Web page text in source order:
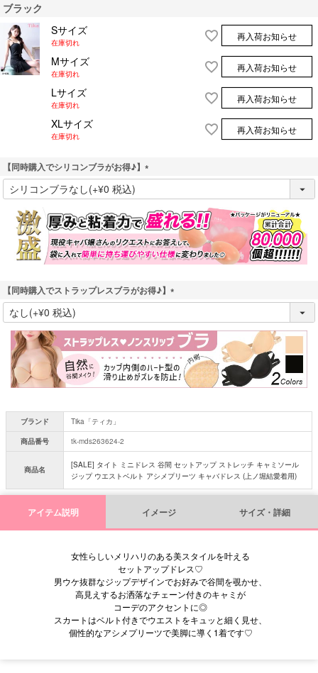
ブラック
Sサイズ
在庫切れ
再入荷お知らせ
Mサイズ
在庫切れ
再入荷お知らせ
Lサイズ
在庫切れ
再入荷お知らせ
XLサイズ
在庫切れ
再入荷お知らせ
【同時購入でシリコンブラがお得♪】
(
必
須
)
【同時購入でストラップレスブラがお得♪】
(
必
須
)
ブランド
Tika「ティカ」
商品番号
tk-mds263624-2
商品名
[SALE] タイト ミニドレス 谷間 セットアップ ストレッチ キャミソール
ジップ ウエストベルト アシメプリーツ キャバドレス (上ノ堀結愛着用)
アイテム説明 イメージ サイズ・詳細
女性らしいメリハリのある美スタイルを叶える
セットアップドレス♡
男ウケ抜群なジップデザインでお好みで谷間を覗かせ、
高見えするお洒落なチェーン付きのキャミが
コーデのアクセントに◎
スカートはベルト付きでウエストをキュッと細く見せ、
個性的なアシメプリーツで美脚に導く1着です♡